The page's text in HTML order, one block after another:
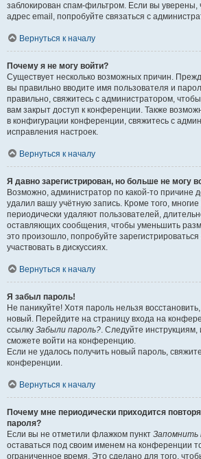
заблокирован спам-фильтром. Если вы уверены,
адрес email, попробуйте связаться с
Вернуться к началу
Почему я не могу войти?
Существует несколько возможных причин.
вы правильно вводите имя пользователя и
правильно, свяжитесь с администратором,
вам закрыт доступ к конференции. Также
в конфигурации конференции, свяжитесь с
исправления настроек.
Вернуться к началу
Я давно зарегистрирован, но больше не могу
Возможно, администратор по какой-то причине
удалил вашу учётную запись. Кроме того,
периодически удаляют пользователей,
оставляющих сообщения, чтобы уменьшить
это произошло, попробуйте зарегистрироваться
участвовать в дискуссиях.
Вернуться к началу
Я забыл пароль!
Не паникуйте! Хотя пароль нельзя
новый. Перейдите на страницу входа на
ссылку Забыли пароль?. Следуйте инструкциям,
сможете войти на конференцию.
Если не удалось получить новый пароль,
конференции.
Вернуться к началу
Почему мне периодически приходится
пароля?
Если вы не отметили флажком пункт Запомнить
оставаться под своим именем на конференции
ограниченное время. Это сделано для того,